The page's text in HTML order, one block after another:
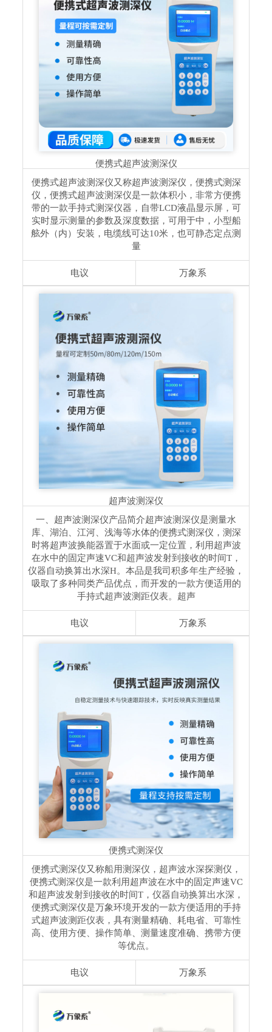
便携式超声波测深仪
便携式超声波测深仪又称超声波测深仪，便携式测深
仪，便携式超声波测深仪是一款体积小，非常方便携
带的一款手持式测深仪器，自带LCD液晶显示屏，可
实时显示测量的参数及深度数据，可用于中，小型船
舷外（内）安装，电缆线可达10米，也可静态定点测
量
电议 万象系
超声波测深仪
一、超声波测深仪产品简介超声波测深仪是测量水
库、湖泊、江河、浅海等水体的便携式测深仪，测深
时将超声波换能器置于水面或一定位置，利用超声波
在水中的固定声速VC和超声波发射到接收的时间T，
仪器自动换算出水深H。本品是我司积多年生产经验，
吸取了多种同类产品优点，而开发的一款方便适用的
手持式超声波测距仪表。超声
电议 万象系
便携式测深仪
便携式测深仪又称船用测深仪，超声波水深探测仪，
便携式测深仪是一款利用超声波在水中的固定声速VC
和超声波发射到接收的时间T，仪器自动换算出水深，
便携式测深仪是万象环境开发的一款方便适用的手持
式超声波测距仪表，具有测量精确、耗电省、可靠性
高、使用方便、操作简单、测量速度准确、携带方便
等优点。
电议 万象系